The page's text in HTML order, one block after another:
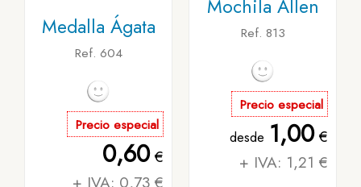
Medalla Ágata
Ref. 604
Precio especial
0,60€
+ IVA: 0,73 €
Mochila Allen
Ref. 813
Precio especial
desde 1,00€
+ IVA: 1,21 €